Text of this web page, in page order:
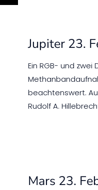
Jupiter 23.
Ein RGB- und
beachtenswert.
Rudolf A.
Mars 23.